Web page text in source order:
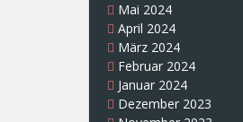
Mai 2024
April 2024
März 2024
Februar 2024
Januar 2024
Dezember 2023